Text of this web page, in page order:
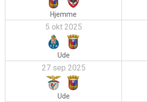
Hjemme
5 okt 2025
Ude
27 sep 2025
Ude